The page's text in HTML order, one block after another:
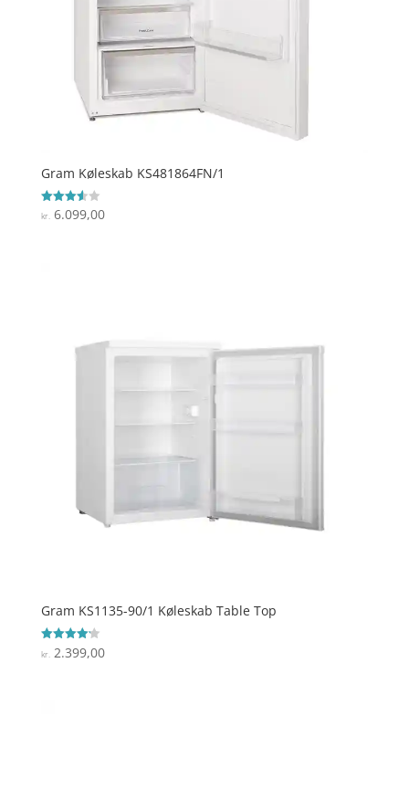
Gram Køleskab KS481864FN/1
Vurderet
3.6
kr.6.099,00
Gram KS1135-90/1 Køleskab Table Top
Vurderet
4.2
kr. 2.399,00